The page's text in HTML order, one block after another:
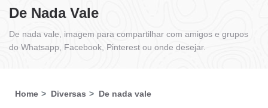
De Nada Vale
De nada vale, imagem para compartilhar com amigos e grupos
do Whatsapp, Facebook, Pinterest ou onde desejar.
Home Diversas De nada vale